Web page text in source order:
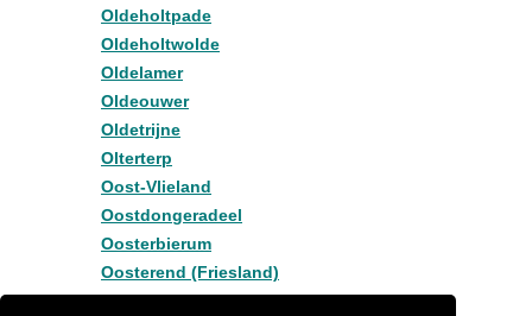
Oldeholtpade
Oldeholtwolde
Oldelamer
Oldeouwer
Oldetrijne
Olterterp
Oost-Vlieland
Oostdongeradeel
Oosterbierum
Oosterend (Friesland)